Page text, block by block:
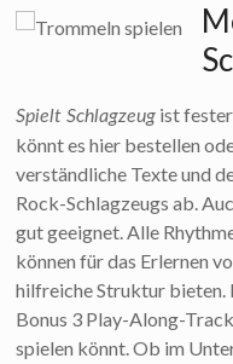
Spielt Schlagzeug ist
könnt es hier bestellen
verständliche Texte und
Rock-Schlagzeugs ab.
gut geeignet. Alle
können für das Erlernen
hilfreiche Struktur bieten.
Bonus 3 Play-Along-
spielen könnt. Ob im